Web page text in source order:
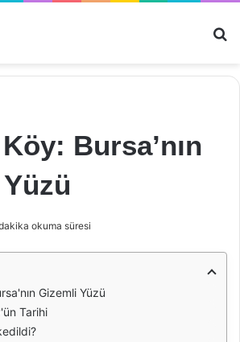
Bursa’nın
okuma süresi
Gizemli Yüzü
Tarihi